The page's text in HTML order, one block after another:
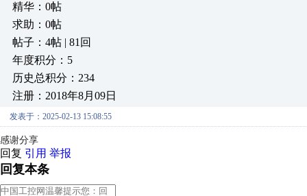
精华：0帖
求助：0帖
帖子：4帖 | 81回
年度积分：5
历史总积分：234
注册：2018年8月09日
发表于：2025-02-13 15:08:55
感谢分享
回复 引用 举报
回复本条